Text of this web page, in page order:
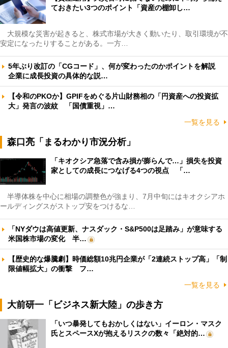
ておきたい3つのポイント「資産の棚卸し…
大規模な災害が起きると、株式市場が大きく動いたり、取引環境が不
安定になったりすることがある。一方…
5年ぶり改訂の「CGコード」、何が変わったのかポイントを解説
企業に成長投資の具体的な説…
【令和のPKOか】GPIFをめぐる片山財務相の「円資産への投資拡
大」発言の波紋 「国債重視」…
一覧を見る
森口亮「まるわかり市況分析」
「キオクシア急落で含み損が膨らんで…」損失を投資
家としての成長につなげる4つの視点 「…
半導体株を中心に相場の調整色が強まり、7月中旬にはキオクシアホ
ールディングスがストップ安をつけるな…
「NYダウは高値更新、ナスダック・S&P500は足踏み」が意味する
米国株市場の変化 半…
【歴史的な爆騰劇】時価総額10兆円企業が「2連続ストップ高」「制
限値幅拡大」の衝撃 フ…
一覧を見る
大前研一「ビジネス新大陸」の歩き方
「いつ暴発してもおかしくはない」イーロン・マスク
氏とスペースXが抱えるリスクの数々「絶対的…